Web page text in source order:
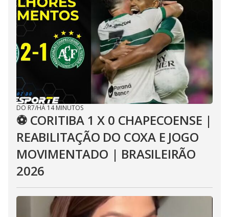
DO R7/HÁ 14 MINUTOS
⚽ CORITIBA 1 X 0 CHAPECOENSE |
REABILITAÇÃO DO COXA E JOGO
MOVIMENTADO | BRASILEIRÃO
2026